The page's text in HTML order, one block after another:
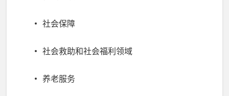
社会保障
社会救助和社会福利领域
养老服务